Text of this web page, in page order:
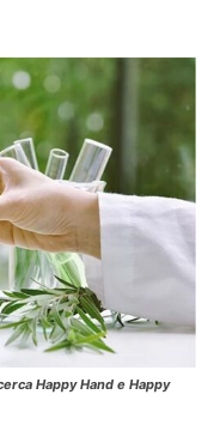
Happy Hand e Happy